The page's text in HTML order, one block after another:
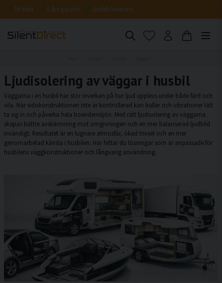
Fri frakt 5 års garanti Snabb leverans
Ljudisolering av väggar i husbil
Väggarna i en husbil har stor inverkan på hur ljud upplevs under både färd och
vila. När sidokonstruktionen inte är kontrollerad kan buller och vibrationer lätt
ta sig in och påverka hela boendemiljön. Med rätt ljudisolering av väggarna
skapas bättre avskärmning mot omgivningen och en mer balanserad ljudbild
invändigt. Resultatet är en lugnare atmosfär, ökad trivsel och en mer
genomarbetad känsla i husbilen. Här hittar du lösningar som är anpassade för
husbilens väggkonstruktioner och långvarig användning.